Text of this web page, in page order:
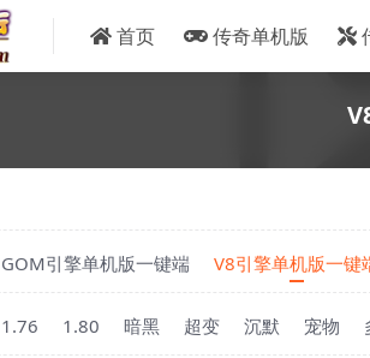
首页 传奇单机版
GOM引擎单机版一键端 V8引擎单机版一键
1.76 1.80 暗黑 超变 沉默 宠物